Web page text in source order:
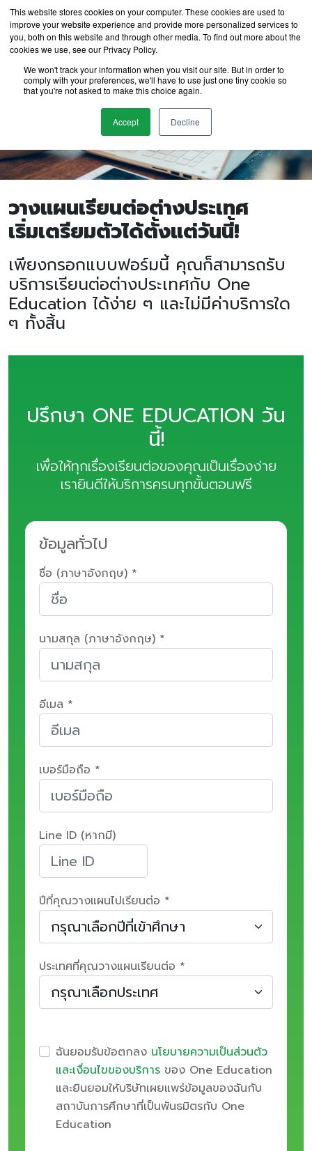
This website stores cookies on your computer. These cookies are used to
improve your website experience and provide more personalized services to
you, both on this website and through other media. To find out more about the
cookies we use, see our Privacy Policy.
We won't track your information when you visit our site. But in order to
comply with your preferences, we'll have to use just one tiny cookie so
that you're not asked to make this choice again.
Accept Decline
วางแผนเรียนต่อต่างประเทศ
เริ่มเตรียมตัวได้ตั้งแต่วันนี้!
เพียงกรอกแบบฟอร์มนี้ คุณก็สามารถรับ
บริการเรียนต่อต่างประเทศกับ One
Education ได้ง่าย ๆ และไม่มีค่าบริการใด
ๆ ทั้งสิ้น
ปรึกษา ONE EDUCATION วัน
นี้!
เพื่อให้ทุกเรื่องเรียนต่อของคุณเป็นเรื่องง่าย
เรายินดีให้บริการครบทุกขั้นตอนฟรี
ข้อมูลทั่วไป
ชื่อ (ภาษาอังกฤษ) *
นามสกุล (ภาษาอังกฤษ) *
อีเมล *
เบอร์มือถือ *
Line ID (หากมี)
ปีที่คุณวางแผนไปเรียนต่อ *
ประเทศที่คุณวางแผนเรียนต่อ *
ฉันยอมรับข้อตกลง นโยบายความเป็นส่วนตัว
และเงื่อนไขของบริการ ของ One Education
และยินยอมให้บริษัทเผยแพร่ข้อมูลของฉันกับ
สถาบันการศึกษาที่เป็นพันธมิตรกับ One
Education